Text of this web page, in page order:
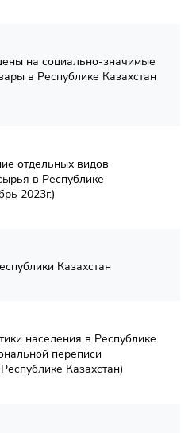
на социально-значимые
в Республике Казахстан
отдельных видов
в Республике
2023г.)
Казахстан
населения в Республике
переписи
Казахстан)